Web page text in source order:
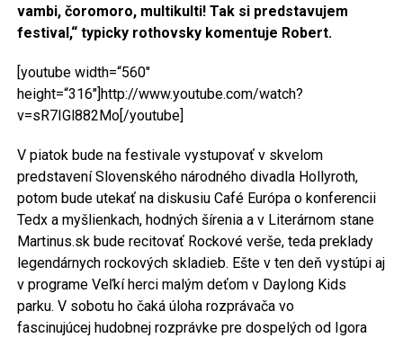
vambi, čoromoro, multikulti! Tak si predstavujem
festival,“ typicky rothovsky komentuje Robert.
[youtube width=“560″
height=“316″]http://www.youtube.com/watch?
v=sR7IGl882Mo[/youtube]
V piatok bude na festivale vystupovať v skvelom
predstavení Slovenského národného divadla Hollyroth,
potom bude utekať na diskusiu Café Európa o konferencii
Tedx a myšlienkach, hodných šírenia a v Literárnom stane
Martinus.sk bude recitovať Rockové verše, teda preklady
legendárnych rockových skladieb. Ešte v ten deň vystúpi aj
v programe Veľkí herci malým deťom v Daylong Kids
parku. V sobotu ho čaká úloha rozprávača vo
fascinujúcej hudobnej rozprávke pre dospelých od Igora